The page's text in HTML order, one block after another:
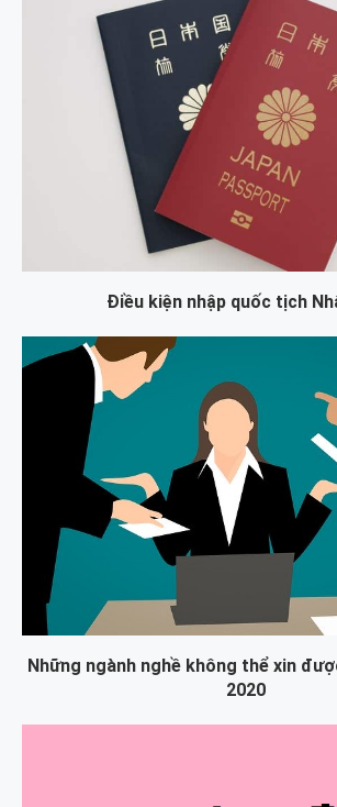
Điều kiện nhập quốc tịch
Những ngành nghề không thể xin
2020